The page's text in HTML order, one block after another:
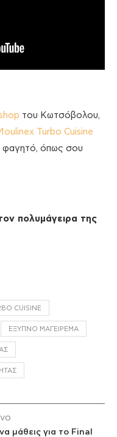
του Κωτσόβολου,
Turbo Cuisine
φαγητό, όπως σου
πολυμάγειρα της
CUISINE
ΈΞΥΠΝΟ ΜΑΓΕΊΡΕΜΑ
μάθεις για το Final